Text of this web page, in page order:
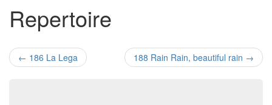
Repertoire
← 186 La Lega 188 Rain Rain, beautiful rain →